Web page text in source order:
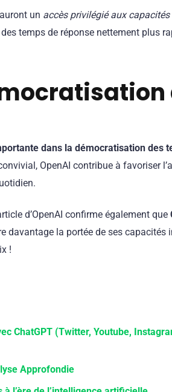
un accès privilégié aux capacités
temps de réponse nettement plus
dans la démocratisation des
OpenAI contribue à favoriser
d’OpenAI confirme également que
davantage la portée de ses capacités
!
ChatGPT (Twitter, Youtube,
Approfondie